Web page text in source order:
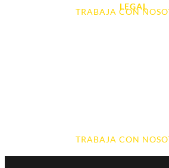
LEGAL
TRABAJA CON
TRABAJA CON